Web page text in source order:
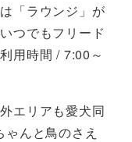
「ラウンジ」が
つでもフリード
用時間 / 7:00～
エリアも愛犬同
んと鳥のさえ